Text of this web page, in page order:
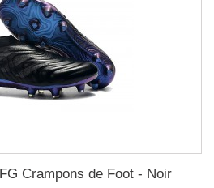
Crampons de Foot - Noir